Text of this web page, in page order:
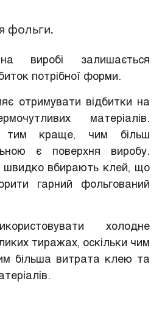
фольги.
виробі залишається
потрібної форми.
отримувати відбитки на
матеріалів.
тим краще, чим більш
є поверхня виробу.
швидко вбирають клей, що
гарний фольгований
холодне
тиражах, оскільки чим
більша витрата клею та